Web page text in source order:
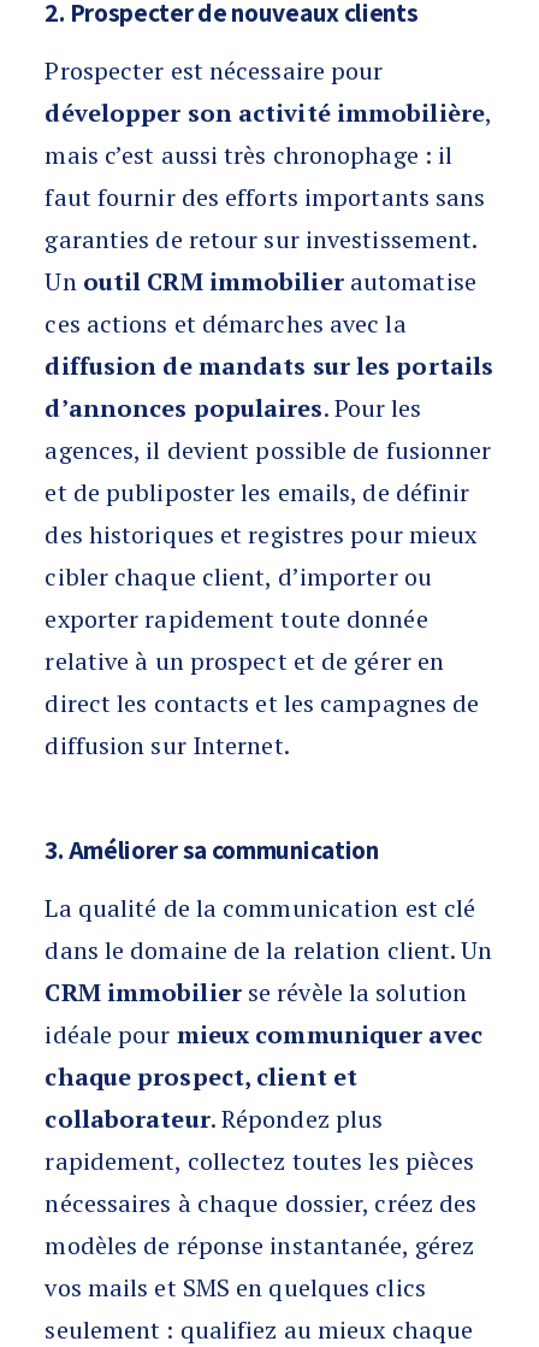
2. Prospecter de nouveaux clients
Prospecter est nécessaire pour
développer son activité immobilière,
mais c’est aussi très chronophage : il
faut fournir des efforts importants sans
garanties de retour sur investissement.
Un outil CRM immobilierautomatise
ces actions et démarches avec la
diffusion de mandats sur les portails
d’annonces populaires. Pour les
agences, il devient possible de fusionner
et de publiposter les emails, de définir
des historiques et registres pour mieux
cibler chaque client, d’importer ou
exporter rapidement toute donnée
relative à un prospect et de gérer en
direct les contacts et les campagnes de
diffusion sur Internet.
3. Améliorer sa communication
La qualité de la communication est clé
dans le domaine de la relation client. Un
CRM immobilier se révèle la solution
idéale pour mieux communiquer avec
chaque prospect, client et
collaborateur. Répondez plus
rapidement, collectez toutes les pièces
nécessaires à chaque dossier, créez des
modèles de réponse instantanée, gérez
vos mails et SMS en quelques clics
seulement : qualifiez au mieux chaque